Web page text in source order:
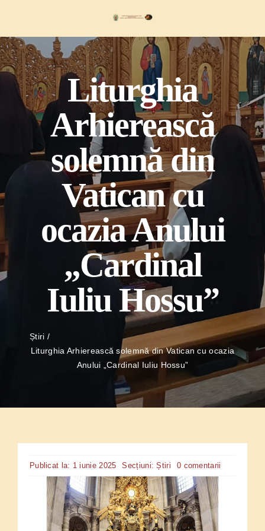
content
Liturghia
Arhierească
solemnă din
Vatican cu
ocazia Anului
„Cardinal
Iuliu Hossu”
Știri
Liturghia Arhierească solemnă din Vatican cu ocazia
Anului „Cardinal Iuliu Hossu”
Publicat la: 1 iunie 2025 Secțiuni:Știri 0 comentarii